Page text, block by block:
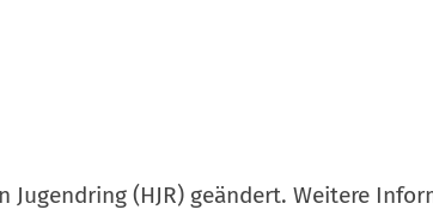
Jugendring (HJR) geändert. Weitere